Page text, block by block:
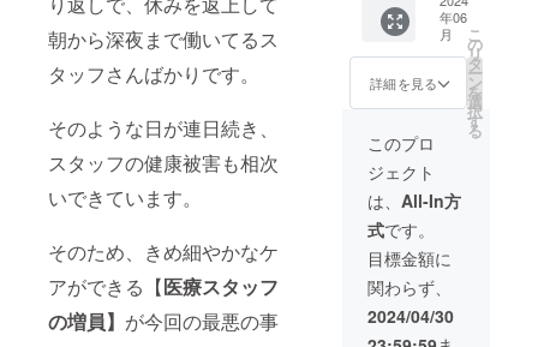
朝から深夜まで働いてるス
タッフさんばかりです。
そのような日が連日続き、
スタッフの健康被害も相次
いできています。
そのため、きめ細やかなケ
アができる【医療スタッフ
の増員】 が今回の最悪の事
片付け
大作戦
レポ
MENU6
#SPIRIT
自分を
法を見
つける
・生活
にアロ
マや
ハーブ
を取り
入れる
ミュニ
ティー
のみん
なと一
緒に 昔
の仲間
と久し
ぶりに
大集合
趣味仲
間と一
緒に 大
切な親
戚家族
と 大切
な友人
家族と
大好き
輔のNZ
の暮ら
しぶり
るムー
ビーの
公開。
(コミュ
ニティ
メン
バーと
の交流
をご希
望され
る方
は、通
常プラ
技術の
すべて
を「12
テーマ×
月4回=
メソッ
ド」に
体系
化。)の
過去に
登壇し
たトー
クライ
ブの
アーカ
戦して
いま
す。 ま
た新し
い農業
SNSの
らも
「農家
のKT」
として
情熱的
に農家
の魅力
を発信
貸切に
し開催
してお
りま
______
______
______
____ 子
どもの
よう
に、心
の底か
ら楽し
んでい
ます
含） プ
フィー
ル写真
家族写
真 デー
タは、
Google
フォト
でお渡
ししま
す。 日
程など
は後日
要相
談。
【TON
年06
月
詳細を見る
こ
の
リ
タ
ー
ン
を
選
択
す
る
このプロ
ジェクト
は、 All-In方
式です。
目標金額に
関わらず、
2024/04/30